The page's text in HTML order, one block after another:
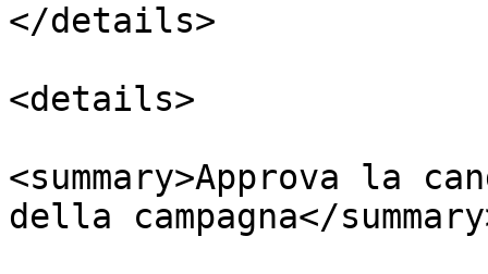
</details>
<details>
<summary>Approva la
della campagna</